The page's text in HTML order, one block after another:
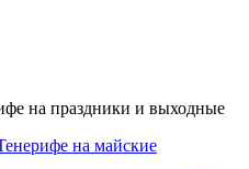
на праздники и выходные
на майские